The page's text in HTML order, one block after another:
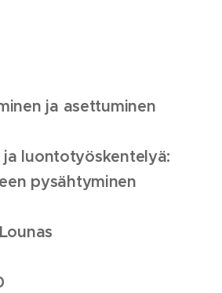
ja asettuminen
ja luontotyöskentelyä:
pysähtyminen